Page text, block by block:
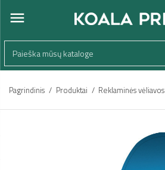
Pagrindinis Produktai Reklaminės vėliavos